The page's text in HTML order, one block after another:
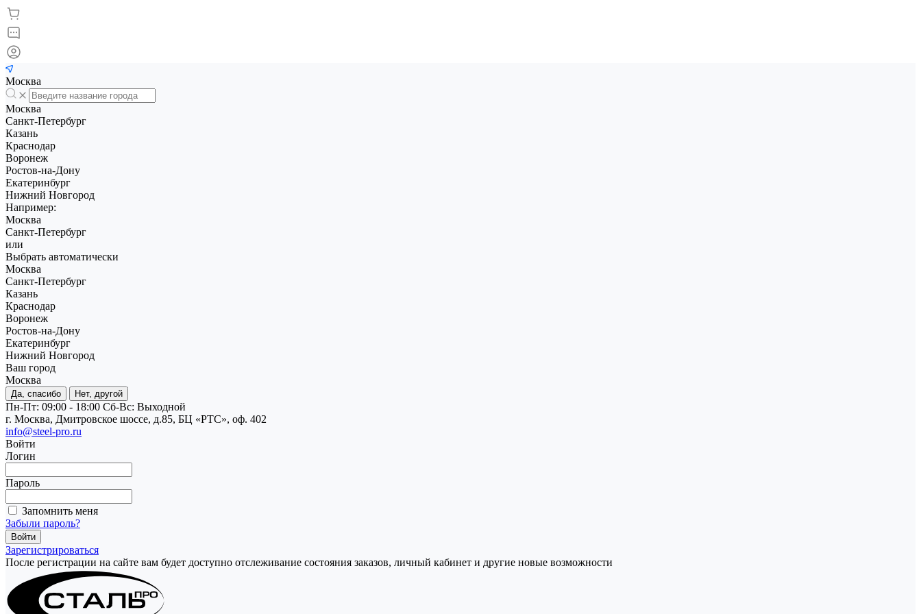
Москва
Москва
Санкт-Петербург
Казань
Краснодар
Воронеж
Ростов-на-Дону
Екатеринбург
Нижний Новгород
Например:
Москва
Санкт-Петербург
или
Выбрать автоматически
Москва
Санкт-Петербург
Казань
Краснодар
Воронеж
Ростов-на-Дону
Екатеринбург
Нижний Новгород
Ваш город
Москва
Да, спасибо Нет, другой
Пн-Пт: 09:00 - 18:00 Cб-Вс: Выходной
г. Москва, Дмитровское шоссе, д.85, БЦ «РТС», оф. 402
info@steel-pro.ru
Войти
Логин
Пароль
Запомнить меня
Забыли пароль?
Зарегистрироваться
После регистрации на сайте вам будет доступно отслеживание состояния заказов, личный кабинет и другие новые возможности